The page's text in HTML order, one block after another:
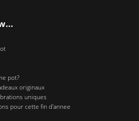
pot?
originaux
uniques
pour cette fin d'annee